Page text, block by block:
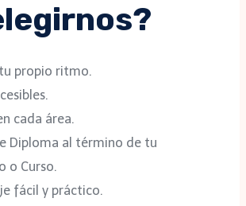
propio ritmo.
cada área.
Diploma al término de tu
o Curso.
fácil y práctico.